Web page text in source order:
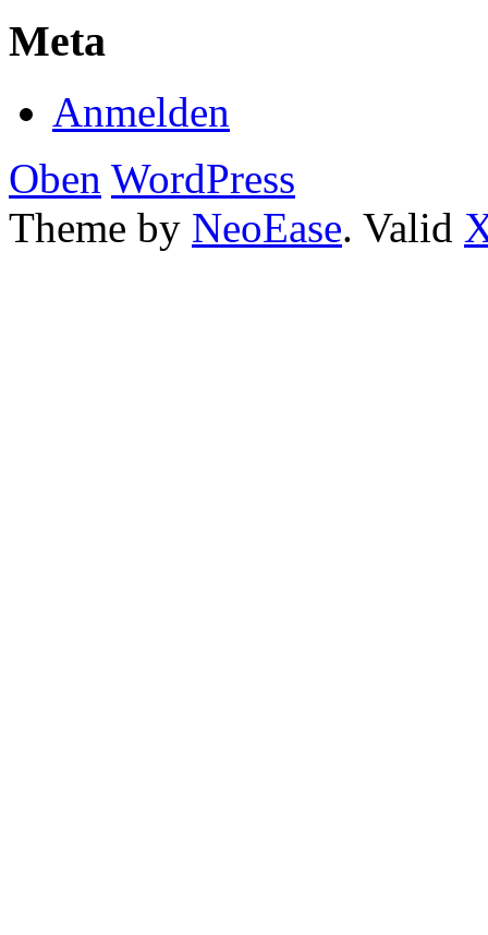
Meta
Anmelden
Oben WordPress
Theme by NeoEase. Valid